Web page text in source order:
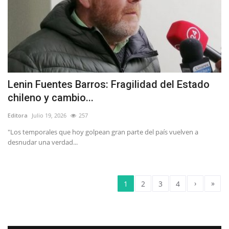
Lenin Fuentes Barros: Fragilidad del Estado
chileno y cambio...
Editora Julio 19, 2026 257
"Los temporales que hoy golpean gran parte del país vuelven a
desnudar una verdad...
1 2 3 4 › »